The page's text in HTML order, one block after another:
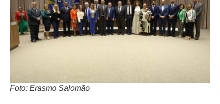
Foto: Erasmo Salomão